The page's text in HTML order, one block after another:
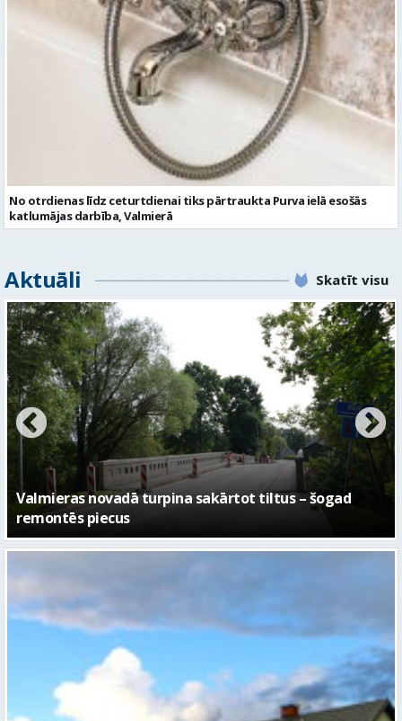
No otrdienas līdz ceturtdienai tiks pārtraukta Purva ielā esošās
katlumājas darbība, Valmierā
Aktuāli Skatīt visu
No pagaidu teātra līdz laikmetīgās kultūras centram
– kā attīstīsies “Kurtuve”